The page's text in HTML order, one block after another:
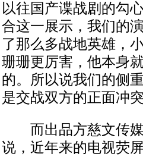
以往国产谍战剧的勾
合这一展示，我们的
了那么多战地英雄，
珊珊更厉害，他本身
的。所以说我们的侧
是交战双方的正面冲
而出品方慈文传媒
说，近年来的电视荧